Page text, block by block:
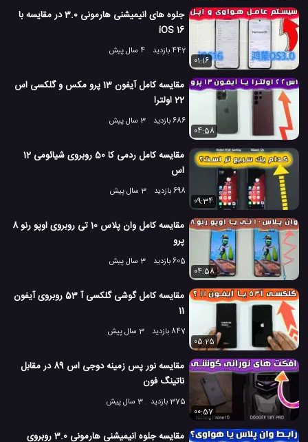
جلوه های انیمیشنی هارمونی 3.0 در مقایسه با
iOS 16
442 بازدید
4 سال پیش
01:16
مقایسه کامل آیفون 13 پرو مکس و گلکسی اس
22 اولترا
686 بازدید
3 سال پیش
04:58
مقایسه کامل ردمی کا 50 روبروی شیائومی 12
اس
698 بازدید
3 سال پیش
09:34
مقایسه کامل وان پلاس 10 تی روبروی اوپو رنو 8
پرو
605 بازدید
3 سال پیش
04:58
مقایسه کامل گوشی گلکسی آ 53 روبروی آیفون
11
847 بازدید
3 سال پیش
05:25
مقایسه نور پس زمینه دوجی اس 89 در مقابل
ناتینگ فون
375 بازدید
3 سال پیش
00:57
مقایسه جلوه انیمیشنی هارمونی 3.0 روبروی